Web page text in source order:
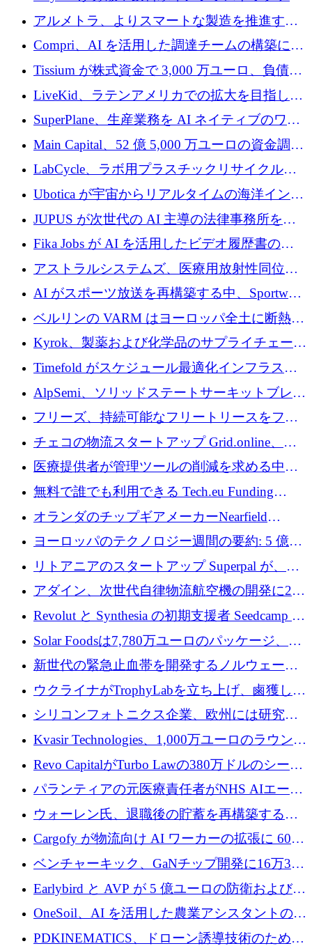
プラットフォームを拡張するために 242 万ユ
ーロを調達
アルメトラ、よりスマートな製造を推進する
ためにシリーズ A で 1,630 万ユーロを確保
Compri、AI を活用した調達チームの構築に
320 万ユーロを確保
Tissium が株式資金で 3,000 万ユーロ、負債で
3,000 万ユーロを調達
LiveKid、ラテンアメリカでの拡大を目指して
Aldea を買収
SuperPlane、生産業務を AI ネイティブのワー
クフロー層に変えるために 260 万ドルを確保
Main Capital、52 億 5,000 万ユーロの資金調達
でエンタープライズ ソフトウェアの開発を倍
LabCycle、ラボ用プラスチックリサイクルシ
ステムを商業化し、焼却廃棄物を削減するた
めに43万ポンドを確保
Ubotica が宇宙からリアルタイムの海洋インテ
リジェンスを拡張するために 1,100 万ドルを
JUPUS が次世代の AI 主導の法律事務所を強
化するために 1,300 万ユーロを調達
Fika Jobs が AI を活用したビデオ履歴書のた
めに 400 万ドルを調達
アストラルシステムズ、医療用放射性同位元
素の世界的な不足に対処するために2,300万ポ
ンドを調達
AI がスポーツ放送を再構築する中、Sportway
が 2,000 万ユーロを調達
ベルリンの VARM はヨーロッパ全土に断熱材
を拡張するために 1,750 万ユーロを投資
Kyrok、製薬および化学品のサプライチェーン
に AI を導入するために 310 万ユーロを確保
Timefold がスケジュール最適化インフラスト
ラクチャを拡張するためにシリーズ A で
1,300 万ドルを調達
AlpSemi、ソリッドステートサーキットブレー
カー技術の進歩のために1,700万ユーロを調達
フリーズ、持続可能なフリートリースをフラ
ンス全土に拡大するために1,300万ユーロを確
保
チェコの物流スタートアップ Grid.online、配
送量が 1 年で 10 倍に増加し、400 万ユーロの
医療提供者が管理ツールの削減を求める中、
a16z が Prosper AI を 3,000 万ドルで支援
無料で誰でも利用できる Tech.eu Funding
Explorer のご紹介
オランダのチップギアメーカーNearfield
Instrumentsが3億8,000万ドルを調達
ヨーロッパのテクノロジー週間の要約: 5 億
8,500 万ユーロを超える 60 以上のテクノロジ
ー資金調達取引
リトアニアのスタートアップ Superpal が、
Slack 内に構築された AI コワーカー プラット
フォームのために 50 万ユーロを調達
アダイン、次世代自律物流航空機の開発に250
万ユーロを確保
Revolut と Synthesia の初期支援者 Seedcamp が
3 億 2,000 万ドルを調達、米国に投資
Solar Foodsは7,780万ユーロのパッケージ、5
億ユーロの防衛および二重用途成長基金EDM
を開始、ヨーロッパのシリコンフォトニクス
に警告
新世代の緊急止血帯を開発するノルウェーの
スタートアップ企業を紹介する
ウクライナがTrophyLabを立ち上げ、鹵獲した
ロシア兵器を戦場の研究開発プラットフォー
ムに変える
シリコンフォトニクス企業、欧州には研究を
商業的に成功させるためのインフラが不足し
Kvasir Technologies、1,000万ユーロのラウンド
で成長を促進
Revo CapitalがTurbo Lawの380万ドルのシード
ラウンドを主導し、訴訟プラットフォームを
パランティアの元医療責任者がNHS AIエージ
ェントの立ち上げに1,000万ポンドを調達
ウォーレン氏、退職後の貯蓄を再構築するた
めに1,000万ユーロを調達
Cargofy が物流向け AI ワーカーの拡張に 600
万ドルを獲得
ベンチャーキック、GaNチップ開発に16万3千
ユーロでMinisaを支援
Earlybird と AVP が 5 億ユーロの防衛および二
重用途の成長基金である E2D を立ち上げる
OneSoil、AI を活用した農業アシスタントの拡
大に​​ 100 万ユーロを確保
PDKINEMATICS、ドローン誘導技術のために